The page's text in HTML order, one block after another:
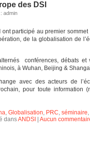
des DSI
admin
ont participé au premier
de la globalisation de
conférences, débats et
à Wuhan, Beijing &
avec des acteurs de
pour toute information
, Globalisation, PRC, séminaire,
dansANDSI Aucun